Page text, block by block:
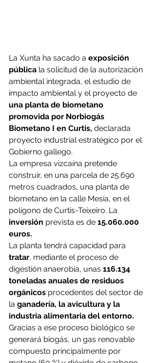
La Xunta ha sacado a exposición
pública la solicitud de la autorización
ambiental integrada, el estudio de
impacto ambiental y el proyecto de
una planta de biometano
promovida por Norbiogás
Biometano I en Curtis, declarada
proyecto industrial estratégico por el
Gobierno gallego.
La empresa vizcaína pretende
construir, en una parcela de 25.690
metros cuadrados, una planta de
biometano en la calle Mesía, en el
polígono de Curtis-Teixeiro. La
inversión prevista es de 15.060.000
euros.
La planta tendrá capacidad para
tratar, mediante el proceso de
digestión anaerobia, unas 116.134
toneladas anuales de residuos
orgánicos procedentes del sector de
la ganadería, la avicultura y la
industria alimentaria del entorno.
Gracias a ese proceso biológico se
generará biogás, un gas renovable
compuesto principalmente por